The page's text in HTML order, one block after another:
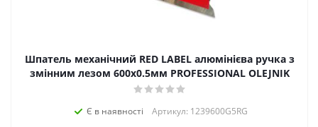
Шпатель механічний RED LABEL алюмінієва ручка з
змінним лезом 600х0.5мм PROFESSIONAL OLEJNIK
Є в наявності Артикул: 1239600G5RG